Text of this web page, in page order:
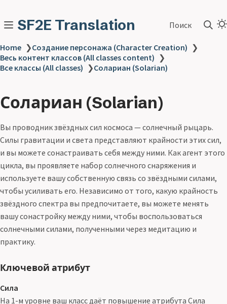
SF2E Translation Поиск
Home ❯Создание персонажа (Character Creation) ❯
Весь контент классов (All classes content) ❯
Все классы (All classes) ❯Солариан (Solarian)
Солариан (Solarian)
Вы проводник звёздных сил космоса — солнечный рыцарь.
Силы гравитации и света представляют крайности этих сил,
и вы можете сонастраивать себя между ними. Как агент этого
цикла, вы проявляете набор солнечного снаряжения и
используете вашу собственную связь со звёздными силами,
чтобы усиливать его. Независимо от того, какую крайность
звёздного спектра вы предпочитаете, вы можете менять
вашу сонастройку между ними, чтобы воспользоваться
солнечными силами, полученными через медитацию и
практику.
Ключевой атрибут
Сила
На 1-м уровне ваш класс даёт повышение атрибута Сила